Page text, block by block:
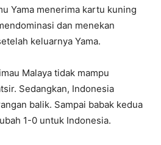
Yama menerima kartu kuning
dan menekan
keluarnya Yama.
Malaya tidak mampu
Sedangkan, Indonesia
balik. Sampai babak kedua
1-0 untuk Indonesia.